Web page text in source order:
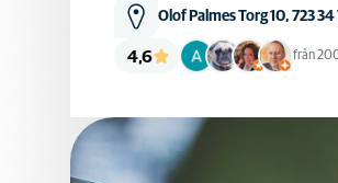
Olof Palmes Torg 10, 723 34
4,6 från